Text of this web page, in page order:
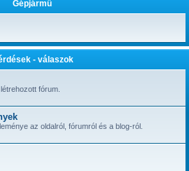
Gépjármű
- válaszok
fórum.
az oldalról, fórumról és a blog-ról.